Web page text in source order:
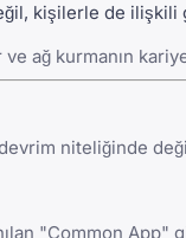
kişilerle de ilişkili
ağ kurmanın
niteliğinde
"Common App"